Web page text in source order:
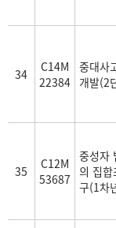
34
C14M
22384
중대사
개발(2
35
C12M
53687
중성자
의 집합
구(1차